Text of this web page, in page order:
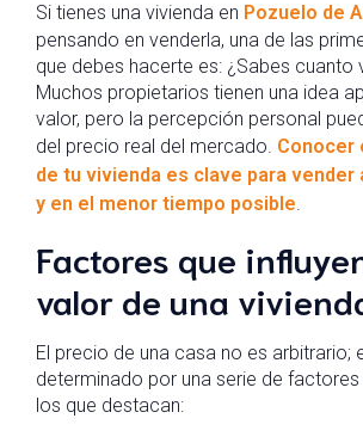
Si tienes una vivienda en Pozuelo de
pensando en venderla, una de las
que debes hacerte es: ¿Sabes cuanto
Muchos propietarios tienen una idea
valor, pero la percepción personal
del precio real del mercado. Conocer
de tu vivienda es clave para vender
y en el menor tiempo posible.
Factores que
valor de una
El precio de una casa no es arbitrario;
determinado por una serie de
los que destacan: